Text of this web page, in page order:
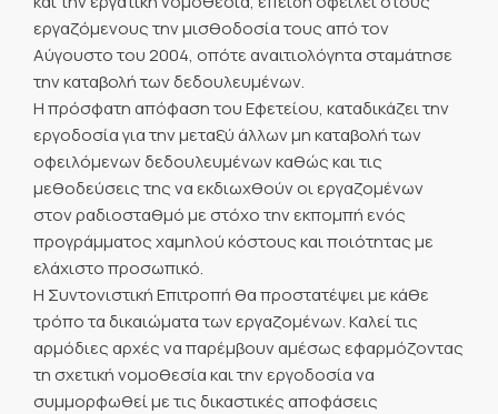
εργαζόμενους την μισθοδοσία τους από τον
Αύγουστο του 2004, οπότε αναιτιολόγητα σταμάτησε
την καταβολή των δεδουλευμένων.
Η πρόσφατη απόφαση του Εφετείου, καταδικάζει την
εργοδοσία για την μεταξύ άλλων μη καταβολή των
οφειλόμενων δεδουλευμένων καθώς και τις
μεθοδεύσεις της να εκδιωχθούν οι εργαζομένων
στον ραδιοσταθμό με στόχο την εκπομπή ενός
προγράμματος χαμηλού κόστους και ποιότητας με
ελάχιστο προσωπικό.
Η Συντονιστική Επιτροπή θα προστατέψει με κάθε
τρόπο τα δικαιώματα των εργαζομένων. Καλεί τις
αρμόδιες αρχές να παρέμβουν αμέσως εφαρμόζοντας
τη σχετική νομοθεσία και την εργοδοσία να
συμμορφωθεί με τις δικαστικές αποφάσεις